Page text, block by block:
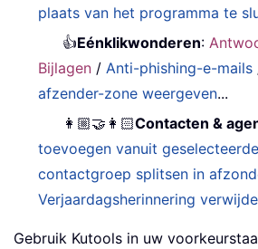
plaats van het programma te
👍Eénklikwonderen:
Bijlagen /Anti-phishing-e-mails
afzender-zone weergeven...
👩🏼‍🤝‍👩🏻Contacten &
toevoegen vanuit
contactgroep splitsen in
Verjaardagsherinnering
Gebruik Kutools in uw